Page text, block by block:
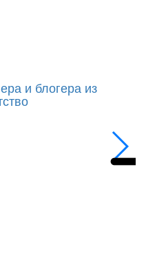
и блогера из